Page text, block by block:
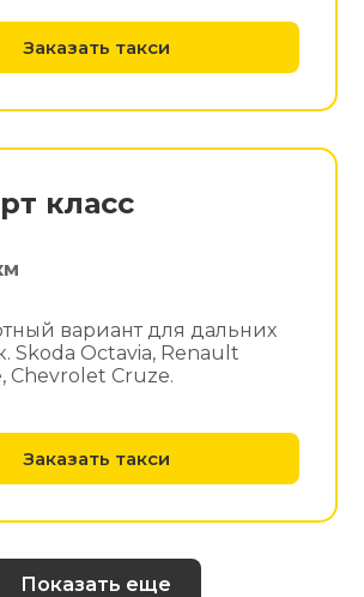
Заказать такси
класс
вариант для дальних
Skoda Octavia, Renault
Chevrolet Cruze.
Заказать такси
Показать еще